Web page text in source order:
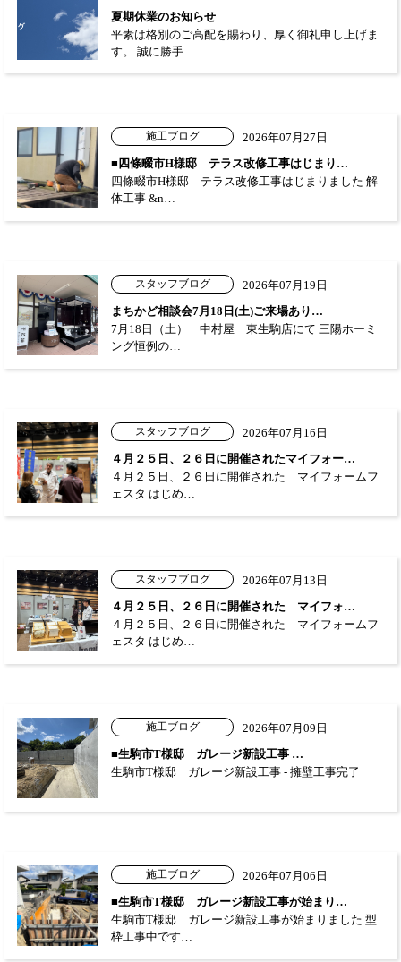
夏期休業のお知らせ
平素は格別のご高配を賜わり、厚く御礼申し上げま
す。 誠に勝手…
施工ブログ
2026年07月27日
■四條畷市H様邸 テラス改修工事はじまり…
四條畷市H様邸 テラス改修工事はじまりました 解
体工事 &n…
スタッフブログ
2026年07月19日
まちかど相談会7月18日(土)ご来場あり…
7月18日（土） 中村屋 東生駒店にて 三陽ホーミ
ング恒例の…
スタッフブログ
2026年07月16日
４月２５日、２６日に開催されたマイフォー…
４月２５日、２６日に開催された マイフォームフ
ェスタ はじめ…
スタッフブログ
2026年07月13日
４月２５日、２６日に開催された マイフォ…
４月２５日、２６日に開催された マイフォームフ
ェスタ はじめ…
施工ブログ
2026年07月09日
■生駒市T様邸 ガレージ新設工事 …
生駒市T様邸 ガレージ新設工事 - 擁壁工事完了
施工ブログ
2026年07月06日
■生駒市T様邸 ガレージ新設工事が始まり…
生駒市T様邸 ガレージ新設工事が始まりました 型
枠工事中です…